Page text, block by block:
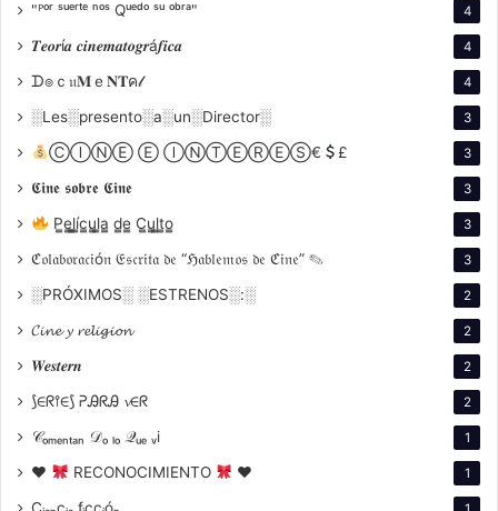
"ᴾᵒʳ ˢᵘᵉʳᵗᵉ ⁿᵒˢ Qᵘᵉᵈᵒ ˢᵘ ᵒᵇʳᵃ" 4
𝑻𝒆𝒐𝒓í𝒂 𝒄𝒊𝒏𝒆𝒎𝒂𝒕𝒐𝒈𝒓á𝒇𝒊𝒄𝒂 4
ᗪ๏ｃ𝔲𝐌ｅ𝐍𝐓ค𝓁 4
░Les░presento░a░un░Director░ 3
ⒸⒾⓃⒺ Ⓔ ⒾⓃⓉⒺⓇⒺⓈ€ £ 3
𝕮𝖎𝖓𝖊 𝖘𝖔𝖇𝖗𝖊 𝕮𝖎𝖓𝖊 3
P̳e̳l̳í̳c̳u̳l̳a̳ d̳e̳ C̳u̳l̳t̳o̳ 3
ℭ𝔬𝔩𝔞𝔟𝔬𝔯𝔞𝔠𝔦ó𝔫 𝔈𝔰𝔠𝔯𝔦𝔱𝔞 𝔡𝔢 “ℌ𝔞𝔟𝔩𝔢𝔪𝔬𝔰 𝔡𝔢 ℭ𝔦𝔫𝔢” ✎ 3
░PRÓXIMOS░ ░ESTRENOS░:░ 2
𝓒𝓲𝓷𝓮 𝔂 𝓻𝓮𝓵𝓲𝓰𝓲𝓸𝓷 2
𝑾𝒆𝒔𝒕𝒆𝒓𝒏 2
⟆∈ᖇ⫯∈⟆ ᕈᎯᖇᎯ 𝓿∈ᖇ 2
𝒞ₒₘₑₙₜₐₙ 𝒟ₒ ₗₒ 𝒬ᵤₑ ᵥi 1
♥ RECONOCIMIENTO ♥ 1